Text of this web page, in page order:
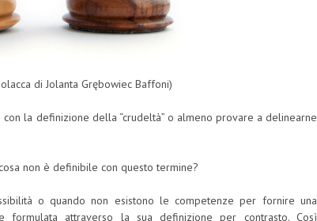
di Jolanta Grębowiec Baffoni)
la definizione della “crudeltà” o almeno provare a delinearne
non è definibile con questo termine?
o quando non esistono le competenze per fornire una
formulata attraverso la sua definizione per contrasto. Così